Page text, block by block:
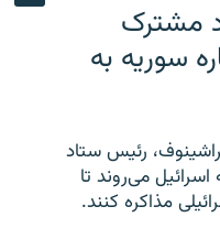
مشترک
سوریه به
رئیس ستاد
می‌روند تا
مذاکره کنند.